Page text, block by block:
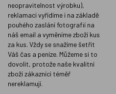
neopravitelnost výrobku),
reklamaci vyřídíme i na základě
pouhého zaslání fotografií na
náš email a vyměníme zboží kus
za kus. Vždy se snažíme šetřit
Váš čas a peníze. Můžeme si to
dovolit, protože naše kvalitní
zboží zákazníci téměř
nereklamují.